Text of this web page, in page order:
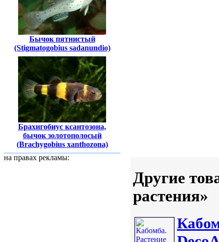
Бычок пятнистый
(Stigmatogobius sadanundio)
Брахигобиус ксантозона,
бычок золотополосый
(Brachygobius xanthozona)
на правах рекламы:
Другие
растения»